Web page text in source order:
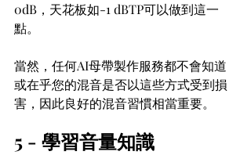
0dB，天花板如-1 dBTP可以做到這一
點。
當然，任何AI母帶製作服務都不會知道
或在乎您的混音是否以這些方式受到損
害，因此良好的混音習慣相當重要。
5 - 學習音量知識